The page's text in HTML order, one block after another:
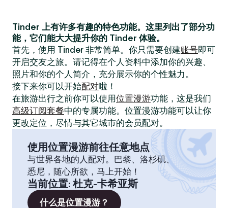
Tinder 上有许多有趣的特色功能。这里列出了部分功
能，它们能大大提升你的 Tinder 体验。
首先，使用 Tinder 非常简单。你只需要创建账号即可
开启交友之旅。请记得在个人资料中添加你的兴趣、
照片和你的个人简介，充分展示你的个性魅力。
接下来你可以开始配对啦！
在旅游出行之前你可以使用位置漫游功能，这是我们
高级订阅套餐中的专属功能。位置漫游功能可以让你
更改定位，尽情与其它城市的会员配对。
使用位置漫游前往任意地点
与世界各地的人配对。巴黎、洛杉矶、
悉尼，随心所欲，马上开始！
当前位置: 杜克-卡希亚斯
什么是位置漫游？